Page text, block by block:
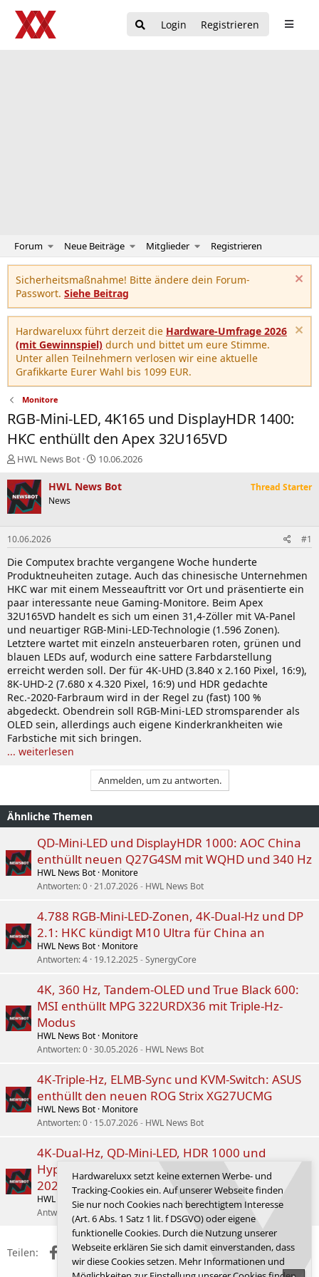
Login Registrieren
Forum Neue Beiträge Mitglieder Registrieren
Sicherheitsmaßnahme! Bitte ändere dein Forum-
Passwort. Siehe Beitrag
Hardwareluxx führt derzeit die Hardware-Umfrage 2026
(mit Gewinnspiel) durch und bittet um eure Stimme.
Unter allen Teilnehmern verlosen wir eine aktuelle
Grafikkarte Eurer Wahl bis 1099 EUR.
Monitore
RGB-Mini-LED, 4K165 und DisplayHDR 1400:
HKC enthüllt den Apex 32U165VD
E
s
t
e
l
e
r
HWL News Bot
E
s
t
a
m
10.06.2026
HWL News Bot
News
Thread Starter
10.06.2026 #1
Die Computex brachte vergangene Woche hunderte
Produktneuheiten zutage. Auch das chinesische Unternehmen
HKC war mit einem Messeauftritt vor Ort und präsentierte ein
paar interessante neue Gaming-Monitore. Beim Apex
32U165VD handelt es sich um einen 31,4-Zöller mit VA-Panel
und neuartiger RGB-Mini-LED-Technologie (1.596 Zonen).
Letztere wartet mit einzeln ansteuerbaren roten, grünen und
blauen LEDs auf, wodurch eine sattere Farbdarstellung
erreicht werden soll. Der für 4K-UHD (3.840 x 2.160 Pixel, 16:9),
8K-UHD-2 (7.680 x 4.320 Pixel, 16:9) und HDR gedachte
Rec.-2020-Farbraum wird in der Regel zu (fast) 100 %
abgedeckt. Obendrein soll RGB-Mini-LED stromsparender als
OLED sein, allerdings auch eigene Kinderkrankheiten wie
Farbstiche mit sich bringen.
... weiterlesen
Anmelden, um zu antworten.
Ähnliche Themen
QD-Mini-LED und DisplayHDR 1000: AOC China
enthüllt neuen Q27G4SM mit WQHD und 340 Hz
HWL News Bot Monitore
Antworten 0 21.07.2026 HWL News Bot
4.788 RGB-Mini-LED-Zonen, 4K-Dual-Hz und DP
2.1: HKC kündigt M10 Ultra für China an
HWL News Bot Monitore
Antworten 4 19.12.2025 SynergyCore
4K, 360 Hz, Tandem-OLED und True Black 600:
MSI enthüllt MPG 322URDX36 mit Triple-Hz-
Modus
HWL News Bot Monitore
Antworten 0 30.05.2026 HWL News Bot
4K-Triple-Hz, ELMB-Sync und KVM-Switch: ASUS
enthüllt den neuen ROG Strix XG27UCMG
HWL News Bot Monitore
Antworten 0 15.07.2026 HWL News Bot
4K-Dual-Hz, QD-Mini-LED, HDR 1000 und
HyperOS 3: Xiaomi enthüllt Redmi G Pro 32U
2026 für China
HWL News Bot
Monitore
Antworten
15.04.2026 Furyos
Teilen: FacebookX (Twitter)
RedditWhatsApp
E-MailLink
Hardwareluxx setzt keine externen Werbe- und
Tracking-Cookies ein. Auf unserer Webseite finden
Sie nur noch Cookies nach berechtigtem Interesse
(Art. 6 Abs. 1 Satz 1 lit. f DSGVO) oder eigene
funktionelle Cookies. Durch die Nutzung unserer
Webseite erklären Sie sich damit einverstanden, dass
wir diese Cookies setzen. Mehr Informationen und